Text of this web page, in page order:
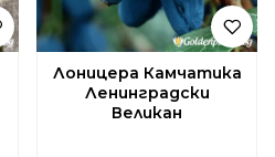
Лоницера Камчатика
Ленинградски
Великан